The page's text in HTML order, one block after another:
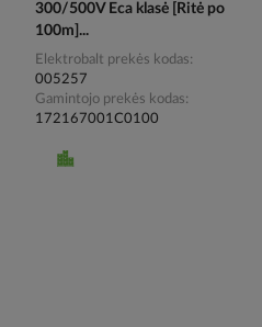
300/500V Eca klasė [Ritė po
100m]...
Elektrobalt prekės kodas
005257
Gamintojo prekės kodas
172167001C0100